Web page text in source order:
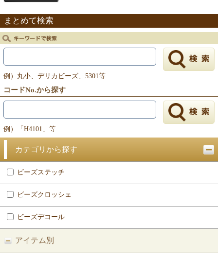
戻る
まとめて検索
例）丸小、デリカビーズ、5301等
コードNo.から探す
例）「H4101」等
カテゴリから探す
ビーズステッチ
ビーズクロッシェ
ビーズデコール
アイテム別